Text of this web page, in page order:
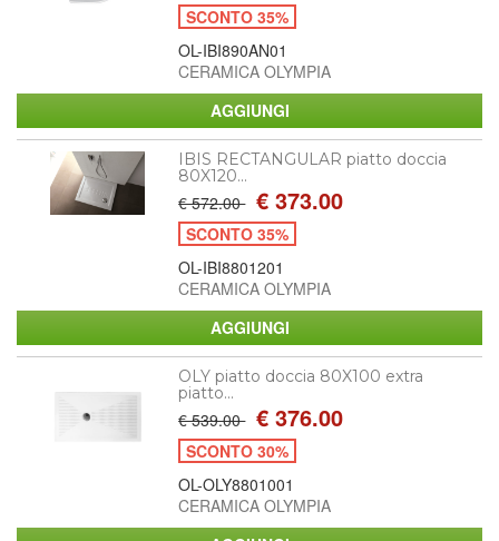
SCONTO 35%
OL-IBI890AN01
CERAMICA OLYMPIA
IBIS RECTANGULAR piatto doccia
80X120...
€ 572.00 € 373.00
SCONTO 35%
OL-IBI8801201
CERAMICA OLYMPIA
OLY piatto doccia 80X100 extra
piatto...
€ 539.00 € 376.00
SCONTO 30%
OL-OLY8801001
CERAMICA OLYMPIA